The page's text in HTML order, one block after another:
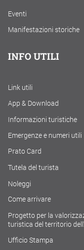
Eventi
Manifestazioni storiche
INFO UTILI
Link utili
App & Download
Informazioni turistiche
Emergenze e numeri utili
Prato Card
Tutela del turista
Noleggi
Come arrivare
Progetto per la
turistica del territorio
Ufficio Stampa